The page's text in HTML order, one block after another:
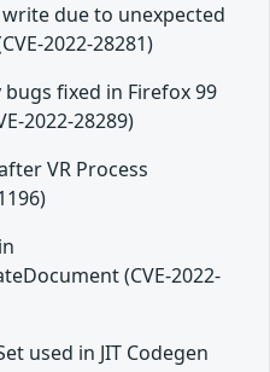
due to unexpected
2022-28281)
fixed in Firefox 99
2022-28289)
VR Process
(CVE-2022-
used in JIT Codegen